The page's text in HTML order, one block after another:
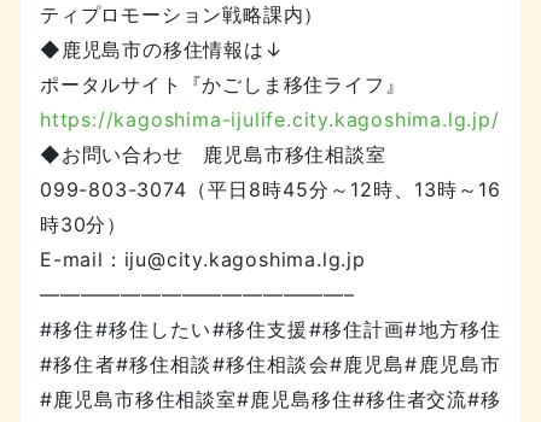
ティプロモーション戦略課内）
◆鹿児島市の移住情報は↓
ポータルサイト『かごしま移住ライフ』
https://kagoshima-ijulife.city.kagoshima.lg.jp/
◆お問い合わせ 鹿児島市移住相談室
099-803-3074（平日8時45分～12時、13時～16
時30分）
E-mail：iju@city.kagoshima.lg.jp
———————————————–
#移住#移住したい#移住支援#移住計画#地方移住
#移住者#移住相談#移住相談会#鹿児島#鹿児島市
#鹿児島市移住相談室#鹿児島移住#移住者交流#移